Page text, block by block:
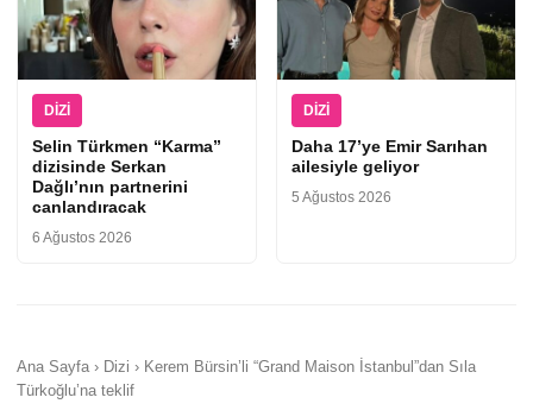
DIZI
Selin Türkmen “Karma”
dizisinde Serkan
Dağlı’nın partnerini
canlandıracak
6 Ağustos 2026
DIZI
Daha 17’ye Emir Sarıhan
ailesiyle geliyor
5 Ağustos 2026
Ana Sayfa › Dizi › Kerem Bürsin’li “Grand Maison İstanbul”dan Sıla
Türkoğlu’na teklif